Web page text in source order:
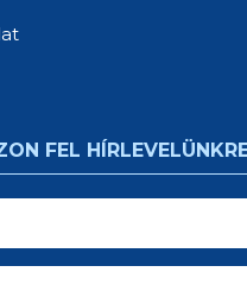
FEL